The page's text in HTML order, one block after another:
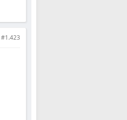
#1.423